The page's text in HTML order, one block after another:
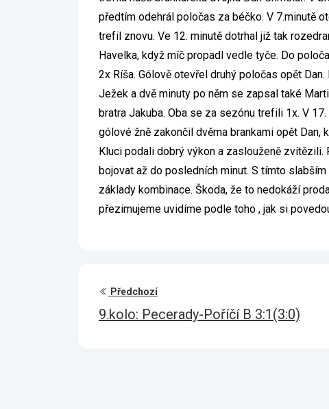
předtím odehrál poločas za béčko. V 7.minutě
trefil znovu. Ve 12. minutě dotrhal již tak
Havelka, když míč propadl vedle tyče. Do
2x Ríša. Gólově otevřel druhý poločas opět
Ježek a dvě minuty po něm se zapsal také
bratra Jakuba. Oba se za sezónu trefili 1x. V
gólové žně zakončil dvěma brankami opět
Kluci podali dobrý výkon a zaslouženě
bojovat až do posledních minut. S tímto
základy kombinace. Škoda, že to nedokáží
přezimujeme uvidíme podle toho , jak si
Předchozí
9.kolo: Pecerady-Poříčí B 3:1(3:0)